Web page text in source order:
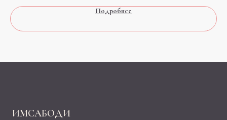
Подробнее
ИМСАБОДИ